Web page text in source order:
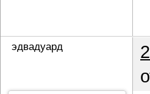
эдвадуард